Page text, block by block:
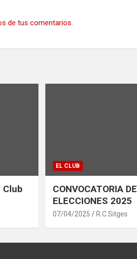
de tus comentarios.
Club
EL CLUB
CONVOCATORIA DE
ELECCIONES 2025
07/04/2025 R.C.Sitges